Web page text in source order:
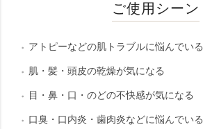
ご使用シーン
アトピーなどの肌トラブルに悩んでいる
肌・髪・頭皮の乾燥が気になる
目・鼻・口・のどの不快感が気になる
口臭・口内炎・歯肉炎などに悩んでいる